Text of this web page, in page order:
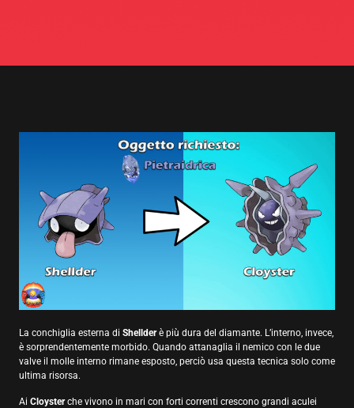
La conchiglia esterna di Shellderè più dura del diamante. L’interno, invece,
è sorprendentemente morbido. Quando attanaglia il nemico con le due
valve il molle interno rimane esposto, perciò usa questa tecnica solo come
ultima risorsa.
Ai Cloysterche vivono in mari con forti correnti crescono grandi aculei